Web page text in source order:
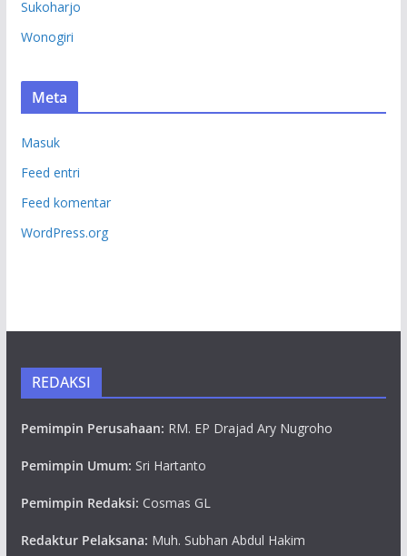
Sukoharjo
Wonogiri
Meta
Masuk
Feed entri
Feed komentar
WordPress.org
REDAKSI
Pemimpin Perusahaan: RM. EP Drajad Ary Nugroho
Pemimpin Umum: Sri Hartanto
Pemimpin Redaksi: Cosmas GL
Redaktur Pelaksana: Muh. Subhan Abdul Hakim